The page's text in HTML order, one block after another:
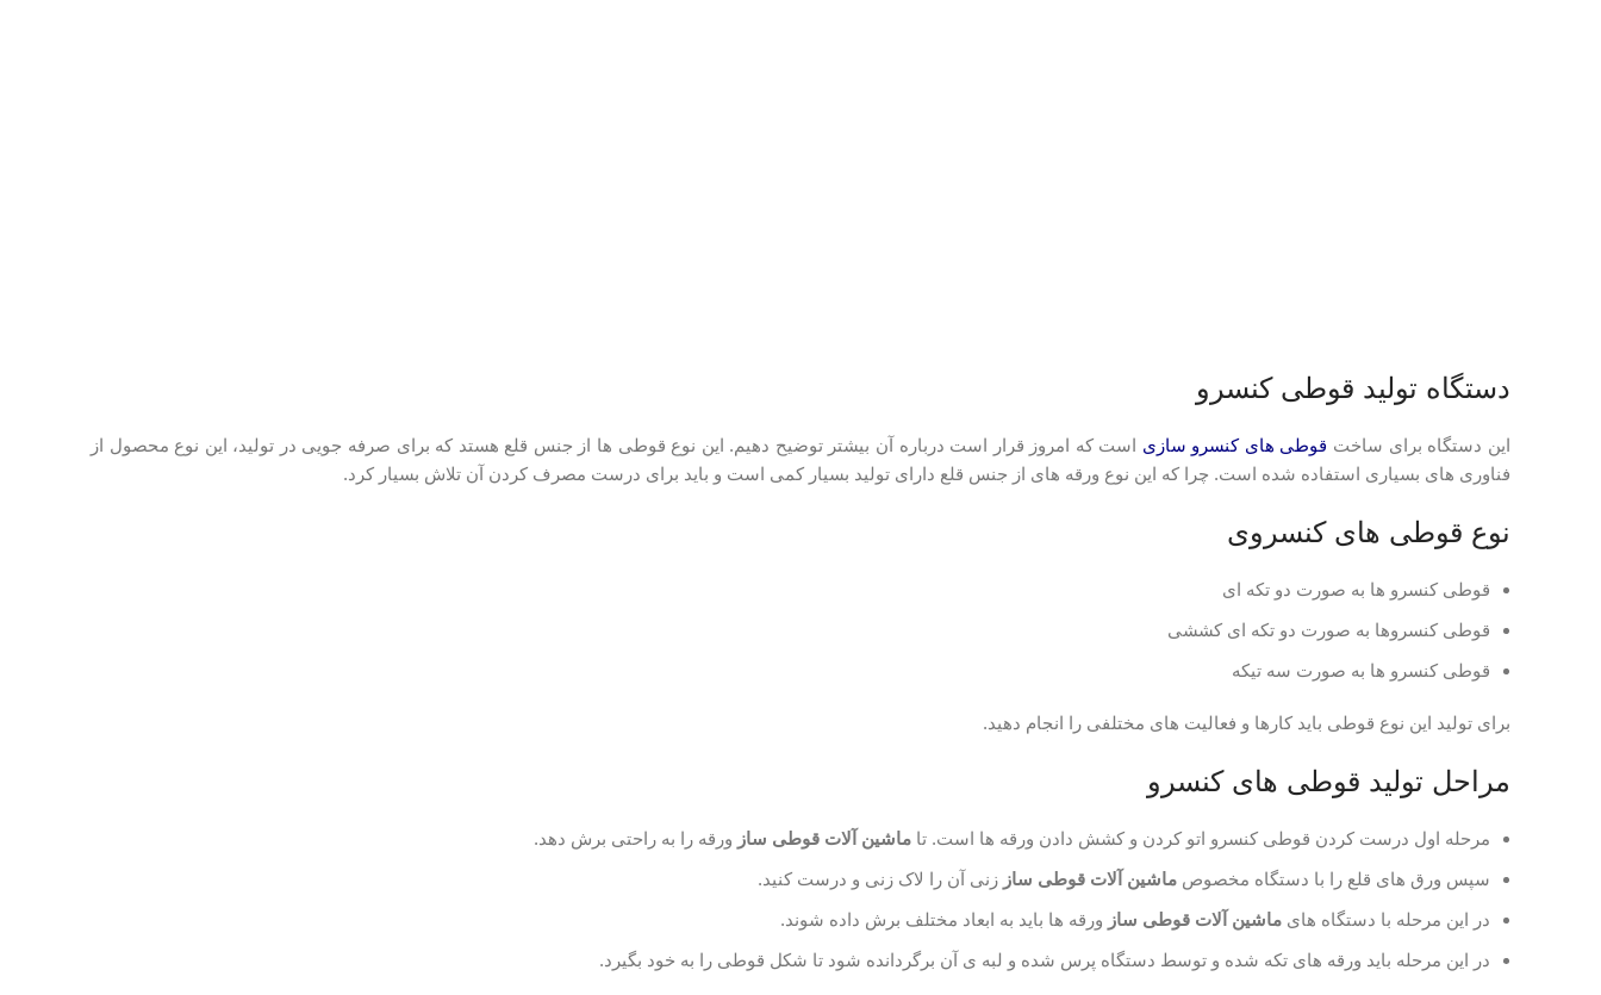
دستگاه تولید قوطی کنسرو
این دستگاه برای ساخت قوطی های کنسرو سازی است که امروز قرار است درباره آن بیشتر توضیح دهیم. این نوع قوطی ها از جنس قلع هستد که برای صرفه جویی در تولید، این نوع محصول از
فناوری های بسیاری استفاده شده است. چرا که این نوع ورقه های از جنس قلع دارای تولید بسیار کمی است و باید برای درست مصرف کردن آن تلاش بسیار کرد.
نوع قوطی های کنسروی
قوطی کنسرو ها به صورت دو تکه ای
قوطی کنسروها به صورت دو تکه ای کششی
قوطی کنسرو ها به صورت سه تیکه
برای تولید این نوع قوطی باید کارها و فعالیت های مختلفی را انجام دهید.
مراحل تولید قوطی های کنسرو
مرحله اول درست کردن قوطی کنسرو اتو کردن و کشش دادن ورقه ها است. تا ماشین آلات قوطی ساز ورقه را به راحتی برش دهد.
سپس ورق های قلع را با دستگاه مخصوص ماشین آلات قوطی ساز زنی آن را لاک زنی و درست کنید.
در این مرحله با دستگاه های ماشین آلات قوطی ساز ورقه ها باید به ابعاد مختلف برش داده شوند.
در این مرحله باید ورقه های تکه شده و توسط دستگاه پرس شده و لبه ی آن برگردانده شود تا شکل قوطی را به خود بگیرد.